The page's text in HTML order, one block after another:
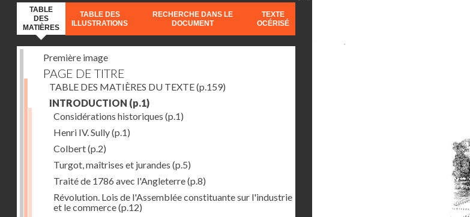
TABLE
DES
MATIÈRES
TABLE DES
ILLUSTRATIONS
RECHERCHE DANS LE
DOCUMENT
TEXTE
OCÉRISÉ
Première image
PAGE DE TITRE
TABLE DES MATIÈRES DU TEXTE(p.159)
INTRODUCTION (p.1)
Considérations historiques (p.1)
Henri IV. Sully(p.1)
Colbert(p.2)
Turgot, maîtrises et jurandes (p.5)
Traité de 1786 avec l'Angleterre(p.8)
Révolution. Lois de l'Assemblée constituante sur l'industrie
et le commerce(p.12)